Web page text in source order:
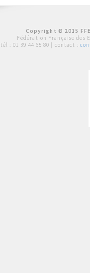
Copyright © 2015
Fédération Française des
tél : 01 39 44 65 80 | contact :